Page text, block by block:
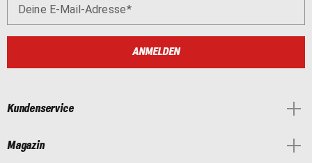
Deine E-Mail-Adresse
ANMELDEN
Kundenservice
Magazin